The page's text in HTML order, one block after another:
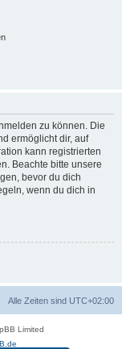
zu können. Die
ermöglicht dir, auf
kann registrierten
Beachte bitte unsere
bevor du dich
wenn du dich in
Alle Zeiten sind UTC+02:00
Limited